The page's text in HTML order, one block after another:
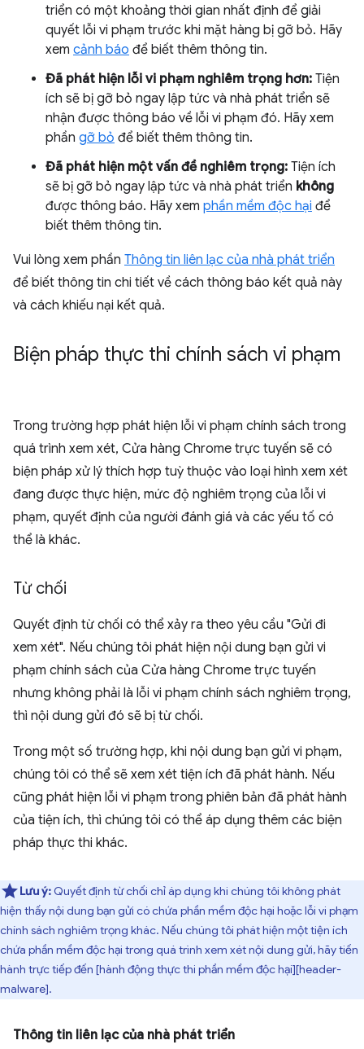
triển có một khoảng thời gian nhất định để giải
quyết lỗi vi phạm trước khi mặt hàng bị gỡ bỏ. Hãy
xem cảnh báo để biết thêm thông tin.
Đã phát hiện lỗi vi phạm nghiêm trọng hơn: Tiện
ích sẽ bị gỡ bỏ ngay lập tức và nhà phát triển sẽ
nhận được thông báo về lỗi vi phạm đó. Hãy xem
phần gỡ bỏ để biết thêm thông tin.
Đã phát hiện một vấn đề nghiêm trọng: Tiện ích
sẽ bị gỡ bỏ ngay lập tức và nhà phát triển không
được thông báo. Hãy xem phần mềm độc hại để
biết thêm thông tin.
Vui lòng xem phần Thông tin liên lạc của nhà phát triển
để biết thông tin chi tiết về cách thông báo kết quả này
và cách khiếu nại kết quả.
Biện pháp thực thi chính sách vi phạm
Trong trường hợp phát hiện lỗi vi phạm chính sách trong
quá trình xem xét, Cửa hàng Chrome trực tuyến sẽ có
biện pháp xử lý thích hợp tuỳ thuộc vào loại hình xem xét
đang được thực hiện, mức độ nghiêm trọng của lỗi vi
phạm, quyết định của người đánh giá và các yếu tố có
thể là khác.
Từ chối
Quyết định từ chối có thể xảy ra theo yêu cầu "Gửi đi
xem xét". Nếu chúng tôi phát hiện nội dung bạn gửi vi
phạm chính sách của Cửa hàng Chrome trực tuyến
nhưng không phải là lỗi vi phạm chính sách nghiêm trọng,
thì nội dung gửi đó sẽ bị từ chối.
Trong một số trường hợp, khi nội dung bạn gửi vi phạm,
chúng tôi có thể sẽ xem xét tiện ích đã phát hành. Nếu
cũng phát hiện lỗi vi phạm trong phiên bản đã phát hành
của tiện ích, thì chúng tôi có thể áp dụng thêm các biện
pháp thực thi khác.
Lưu ý:Quyết định từ chối chỉ áp dụng khi chúng tôi không phát
hiện thấy nội dung bạn gửi có chứa phần mềm độc hại hoặc lỗi vi phạm
chính sách nghiêm trọng khác. Nếu chúng tôi phát hiện một tiện ích
chứa phần mềm độc hại trong quá trình xem xét nội dung gửi, hãy tiến
hành trực tiếp đến [hành động thực thi phần mềm độc hại][header-
malware].
Thông tin liên lạc của nhà phát triển